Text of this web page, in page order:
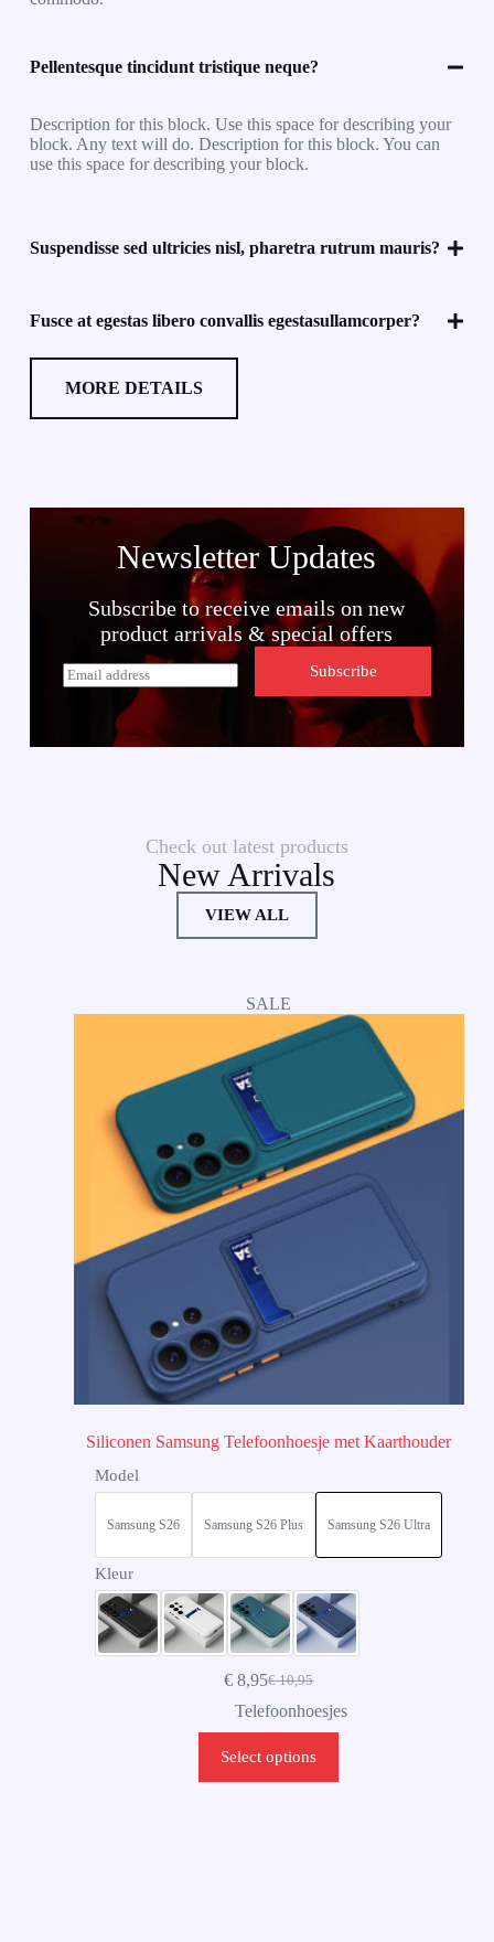
Pellentesque tincidunt tristique neque?
Description for this block. Use this space for describing your
block. Any text will do. Description for this block. You can
use this space for describing your block.
Suspendisse sed ultricies nisl, pharetra rutrum mauris?
Fusce at egestas libero convallis egestasullamcorper?
MORE DETAILS
Newsletter Updates
Subscribe to receive emails on new
product arrivals & special offers
E
m
l
Subscribe
Check out latest products
New Arrivals
VIEW ALL
SALE
Siliconen Samsung Telefoonhoesje met Kaarthouder
Model
Samsung S26 Samsung S26 Plus Samsung S26 Ultra
Kleur
€10,95
€ 8,95
Telefoonhoesjes
Select options